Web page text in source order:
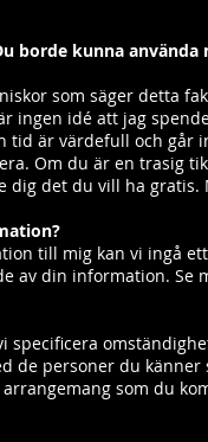
borde kunna
som säger detta
ingen idé att jag
tid är värdefull och går
Om du är en trasig
dig det du vill ha
till mig kan vi ingå
av din information. Se
specificera
de personer du
som du